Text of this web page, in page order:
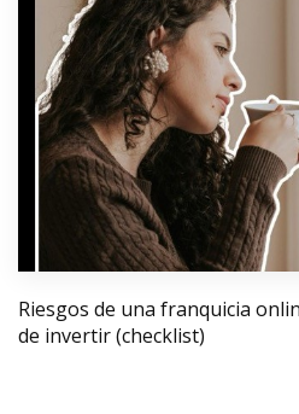
Riesgos de una franquicia
de invertir (checklist)